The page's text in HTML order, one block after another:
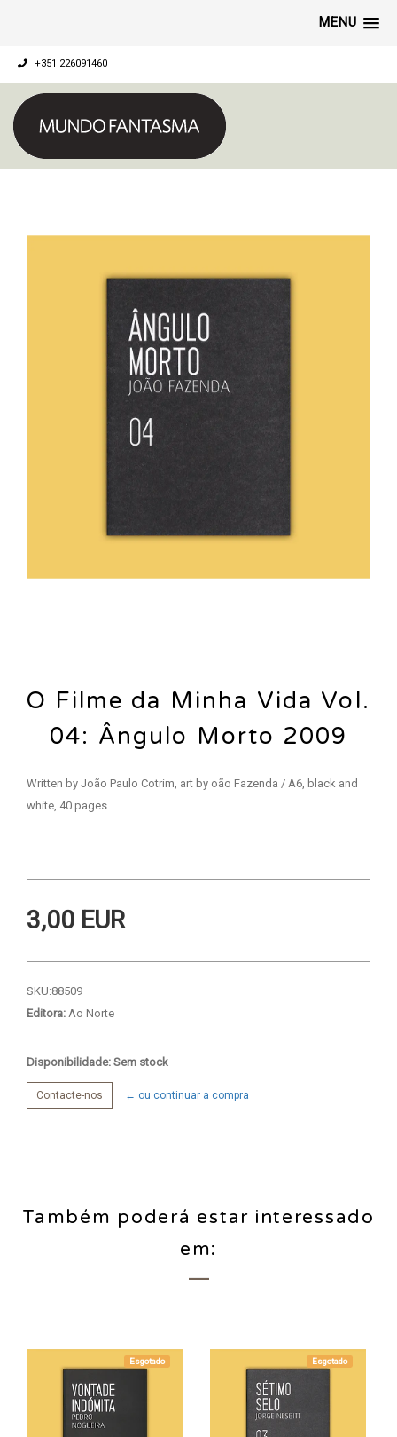
MENU
+351 226091460
O Filme da Minha Vida Vol.
04: Ângulo Morto 2009
Written by João Paulo Cotrim, art by oão Fazenda / A6, black and
white, 40 pages
3,00 EUR
SKU:88509
Editora: Ao Norte
Disponibilidade: Sem stock
Contacte-nos ← ou continuar a compra
Também poderá estar interessado
em:
Esgotado Esgotado